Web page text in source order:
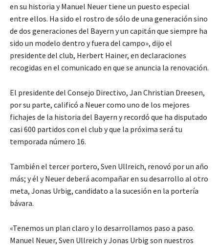
en su historia y Manuel Neuer tiene un puesto especial
entre ellos. Ha sido el rostro de sólo de una generación sino
de dos generaciones del Bayern y un capitán que siempre ha
sido un modelo dentro y fuera del campo», dijo el
presidente del club, Herbert Hainer, en declaraciones
recogidas en el comunicado en que se anuncia la renovación.
El presidente del Consejo Directivo, Jan Christian Dreesen,
por su parte, calificó a Neuer como uno de los mejores
fichajes de la historia del Bayern y recordó que ha disputado
casi 600 partidos con el club y que la próxima será tu
temporada número 16.
También el tercer portero, Sven Ullreich, renovó por un año
más; y él y Neuer deberá acompañar en su desarrollo al otro
meta, Jonas Urbig, candidato a la sucesión en la portería
bávara.
«Tenemos un plan claro y lo desarrollamos paso a paso.
Manuel Neuer, Sven Ullreich y Jonas Urbig son nuestros